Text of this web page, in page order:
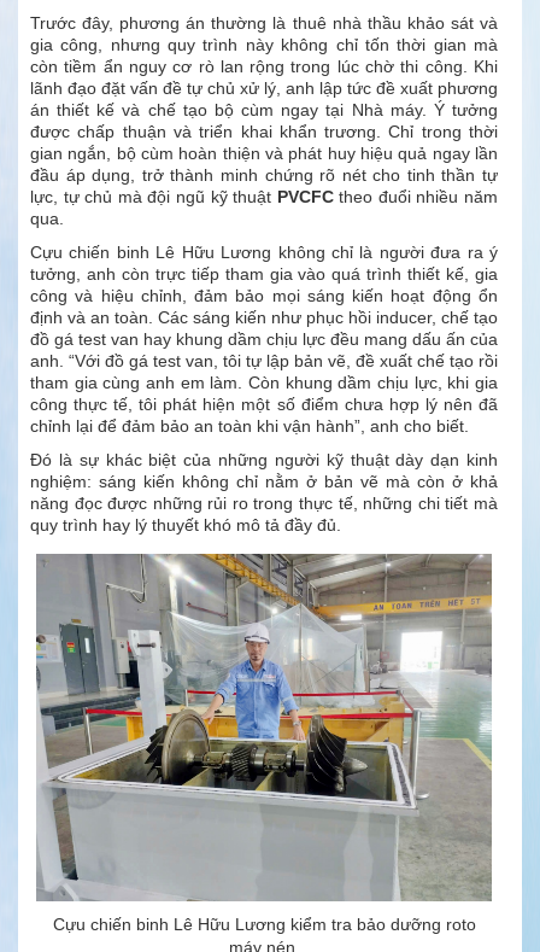
Trước đây, phương án thường là thuê nhà thầu khảo sát và
gia công, nhưng quy trình này không chỉ tốn thời gian mà
còn tiềm ẩn nguy cơ rò lan rộng trong lúc chờ thi công. Khi
lãnh đạo đặt vấn đề tự chủ xử lý, anh lập tức đề xuất phương
án thiết kế và chế tạo bộ cùm ngay tại Nhà máy. Ý tưởng
được chấp thuận và triển khai khẩn trương. Chỉ trong thời
gian ngắn, bộ cùm hoàn thiện và phát huy hiệu quả ngay lần
đầu áp dụng, trở thành minh chứng rõ nét cho tinh thần tự
lực, tự chủ mà đội ngũ kỹ thuật PVCFCtheo đuổi nhiều năm
qua.
Cựu chiến binh Lê Hữu Lương không chỉ là người đưa ra ý
tưởng, anh còn trực tiếp tham gia vào quá trình thiết kế, gia
công và hiệu chỉnh, đảm bảo mọi sáng kiến hoạt động ổn
định và an toàn. Các sáng kiến như phục hồi inducer, chế tạo
đồ gá test van hay khung dầm chịu lực đều mang dấu ấn của
anh. “Với đồ gá test van, tôi tự lập bản vẽ, đề xuất chế tạo rồi
tham gia cùng anh em làm. Còn khung dầm chịu lực, khi gia
công thực tế, tôi phát hiện một số điểm chưa hợp lý nên đã
chỉnh lại để đảm bảo an toàn khi vận hành”, anh cho biết.
Đó là sự khác biệt của những người kỹ thuật dày dạn kinh
nghiệm: sáng kiến không chỉ nằm ở bản vẽ mà còn ở khả
năng đọc được những rủi ro trong thực tế, những chi tiết mà
quy trình hay lý thuyết khó mô tả đầy đủ.
Cựu chiến binh Lê Hữu Lương kiểm tra bảo dưỡng roto
máy nén.